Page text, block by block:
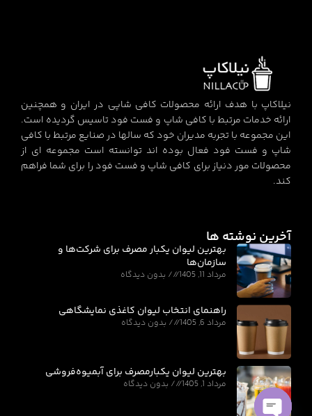
نیلاکاپ با هدف ارائه محصولات کافی شاپی در ایران و همچنین
ارائه خدمات مرتبط با کافی شاپ و فست فود تاسیس گردیده است.
این مجموعه با تجربه مدیران خود که سالها در صنایع مرتبط با کافی
شاپ و فست فود فعال بوده اند توانسته است مجموعه ای از
محصولات مور دنیاز برای کافی شاپ و فست فود را برای شما فراهم
کند.
آخرین نوشته ها
بهترین لیوان یکبار مصرف برای شرکت‌ها و
سازمان‌ها
مرداد 11, 1405 بدون دیدگاه
راهنمای انتخاب لیوان کاغذی نمایشگاهی
مرداد 6, 1405 بدون دیدگاه
بهترین لیوان یکبارمصرف برای آبمیوه‌فروشی
مرداد 1, 1405 بدون دیدگاه